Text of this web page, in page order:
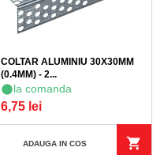
COLTAR ALUMINIU 30X30MM
(0.4MM) - 2...
la comanda
6,75 lei
ADAUGA IN COS